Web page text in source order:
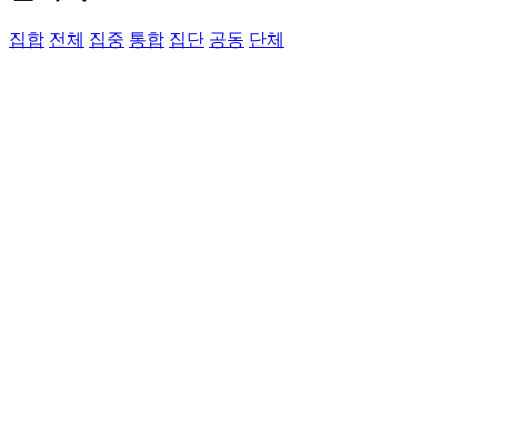
집합 전체 집중 통합 집단 공동 단체